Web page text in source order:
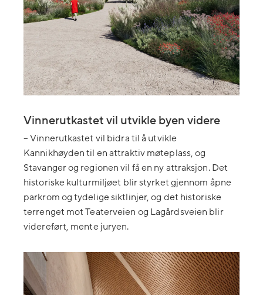
Vinnerutkastet vil utvikle byen videre
– Vinnerutkastet vil bidra til å utvikle
Kannikhøyden til en attraktiv møteplass, og
Stavanger og regionen vil få en ny attraksjon. Det
historiske kulturmiljøet blir styrket gjennom åpne
parkrom og tydelige siktlinjer, og det historiske
terrenget mot Teaterveien og Lagårdsveien blir
videreført, mente juryen.